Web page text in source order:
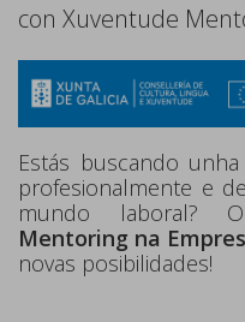
con Xuventude
Estás buscando
profesionalmente e
mundo laboral?
Mentoring na
novas posibilidades!